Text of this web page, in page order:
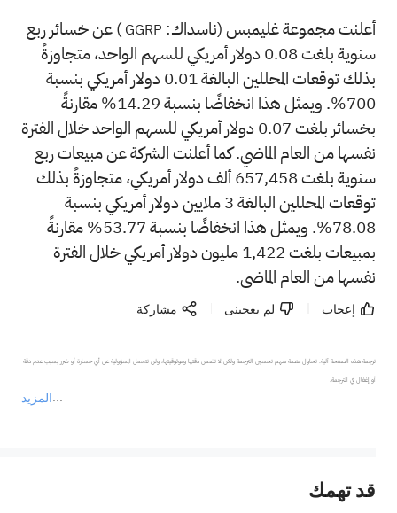
أعلنت مجموعة غليمبس (ناسداك: GGRP) عن خسائر ربع
سنوية بلغت 0.08 دولار أمريكي للسهم الواحد، متجاوزةً
بذلك توقعات المحللين البالغة 0.01 دولار أمريكي بنسبة
700%. ويمثل هذا انخفاضًا بنسبة 14.29% مقارنةً
بخسائر بلغت 0.07 دولار أمريكي للسهم الواحد خلال الفترة
نفسها من العام الماضي. كما أعلنت الشركة عن مبيعات ربع
سنوية بلغت 657,458 ألف دولار أمريكي، متجاوزةً بذلك
توقعات المحللين البالغة 3 ملايين دولار أمريكي بنسبة
78.08%. ويمثل هذا انخفاضًا بنسبة 53.77% مقارنةً
بمبيعات بلغت 1,422 مليون دولار أمريكي خلال الفترة
نفسها من العام الماضي.
إعجاب لم يعجبنى مشاركة
المزيد
ترجمة هذه الصفحة آلية. تحاول منصة سهم تحسين الترجمة ولكن لا تضمن دقتها وموثوقيتها، ولن تتحمل المسؤولية عن أي خسارة أو ضرر بسبب عدم دقة
أو إغفال في الترجمة.
عند الضرورة، يرجى استشارة مستشار استثمار محترف. لا تقدم منصة سهم أي مشورة استثمارية، ولا تقدم أي التزامات أو ضمانات.
قد تهمك